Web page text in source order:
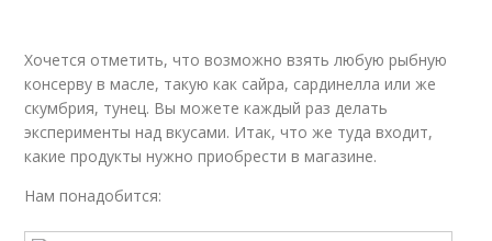
Хочется отметить, что возможно взять любую рыбную
консерву в масле, такую как сайра, сардинелла или же
скумбрия, тунец. Вы можете каждый раз делать
эксперименты над вкусами. Итак, что же туда входит,
какие продукты нужно приобрести в магазине.
Нам понадобится: